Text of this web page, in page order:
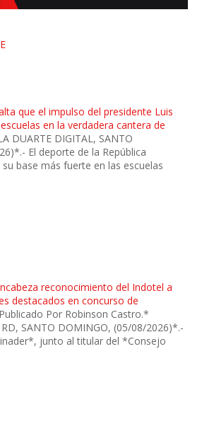
que el impulso del presidente Luis
en la verdadera cantera de
DUARTE DIGITAL, SANTO
El deporte de la República
base más fuerte en las escuelas
reconocimiento del Indotel a
destacados en concurso de
Por Robinson Castro.*
SANTO DOMINGO, (05/08/2026)*.-
junto al titular del *Consejo